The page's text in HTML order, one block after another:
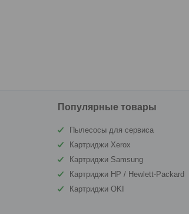
Популярные товары
Пылесосы для сервиса
Картриджи Xerox
Картриджи Samsung
Картриджи HP / Hewlett-Packard
Картриджи OKI